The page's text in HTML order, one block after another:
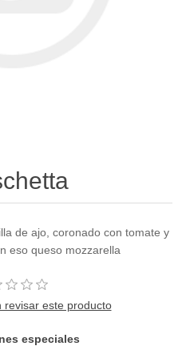
de ajo, coronado con tomate y
eso queso mozzarella
revisar este producto
especiales